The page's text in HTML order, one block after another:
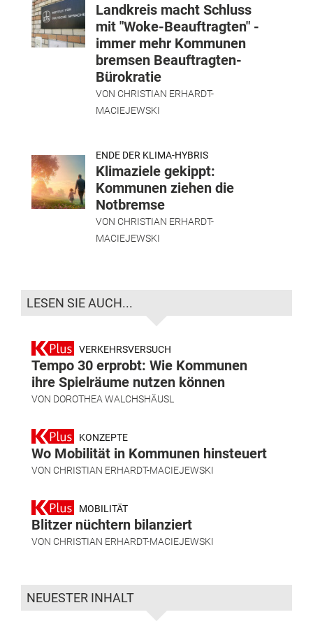
Landkreis macht Schluss
mit "Woke-Beauftragten" -
immer mehr Kommunen
bremsen Beauftragten-
Bürokratie
VON CHRISTIAN ERHARDT-
MACIEJEWSKI
ENDE DER KLIMA-HYBRIS
Klimaziele gekippt:
Kommunen ziehen die
Notbremse
VON CHRISTIAN ERHARDT-
MACIEJEWSKI
LESEN SIE AUCH...
VERKEHRSVERSUCH
Tempo 30 erprobt: Wie Kommunen
ihre Spielräume nutzen können
VON DOROTHEA WALCHSHÄUSL
KONZEPTE
Wo Mobilität in Kommunen hinsteuert
VON CHRISTIAN ERHARDT-MACIEJEWSKI
MOBILITÄT
Blitzer nüchtern bilanziert
VON CHRISTIAN ERHARDT-MACIEJEWSKI
NEUESTER INHALT